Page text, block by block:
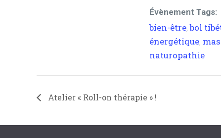
Évènement Tags:
bien-être,bol
énergétique,
naturopathie
Atelier « Roll-on thérapie » !